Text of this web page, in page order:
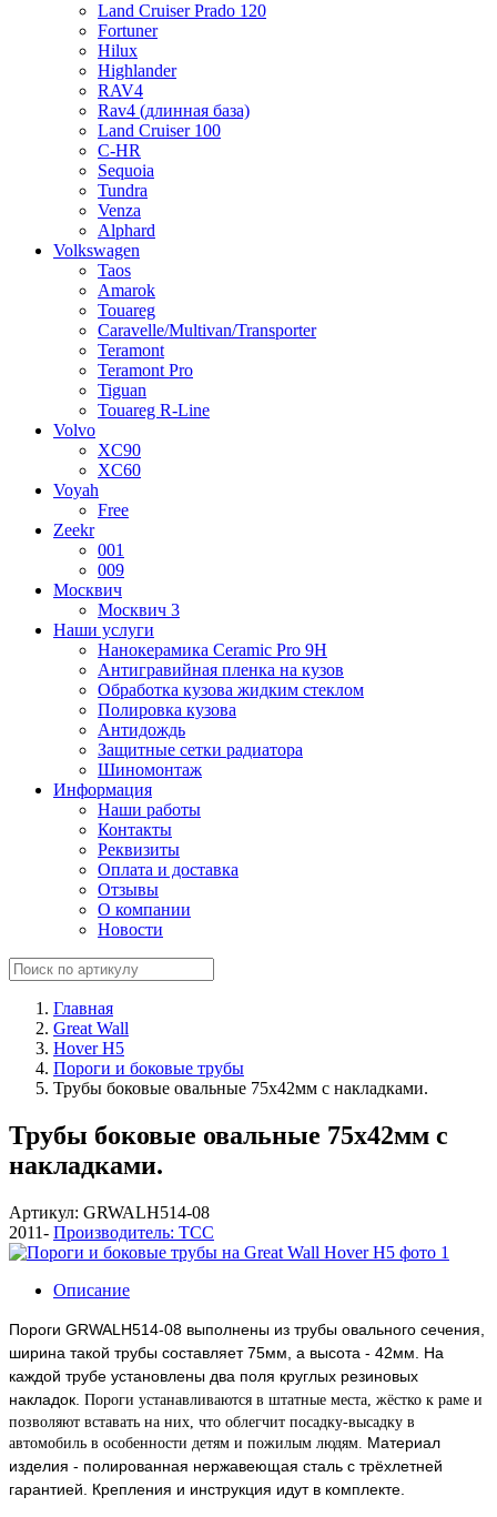
Land Cruiser Prado 120
Fortuner
Hilux
Highlander
RAV4
Rav4 (длинная база)
Land Cruiser 100
C-HR
Sequoia
Tundra
Venza
Alphard
Volkswagen
Taos
Amarok
Touareg
Caravelle/Multivan/Transporter
Teramont
Teramont Pro
Tiguan
Touareg R-Line
Volvo
XC90
XC60
Voyah
Free
Zeekr
001
009
Москвич
Москвич 3
Наши услуги
Нанокерамика Ceramic Pro 9H
Антигравийная пленка на кузов
Обработка кузова жидким стеклом
Полировка кузова
Антидождь
Защитные сетки радиатора
Шиномонтаж
Информация
Наши работы
Контакты
Реквизиты
Оплата и доставка
Отзывы
О компании
Новости
Главная
Great Wall
Hover H5
Пороги и боковые трубы
Трубы боковые овальные 75х42мм с накладками.
Трубы боковые овальные 75х42мм с
накладками.
Артикул: GRWALH514-08
2011- Производитель: ТСС
Описание
Пороги GRWALH514-08 выполнены из трубы овального сечения,
ширина такой трубы составляет 75мм, а высота - 42мм. На
каждой трубе установлены два поля круглых резиновых
накладок. Пороги устанавливаются в штатные места, жёстко к раме и
позволяют вставать на них, что облегчит посадку-высадку в
автомобиль в особенности детям и пожилым людям. Материал
изделия - полированная нержавеющая сталь с трёхлетней
гарантией. Крепления и инструкция идут в комплекте.